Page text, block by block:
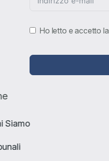
Ho letto e accetto la
Siamo